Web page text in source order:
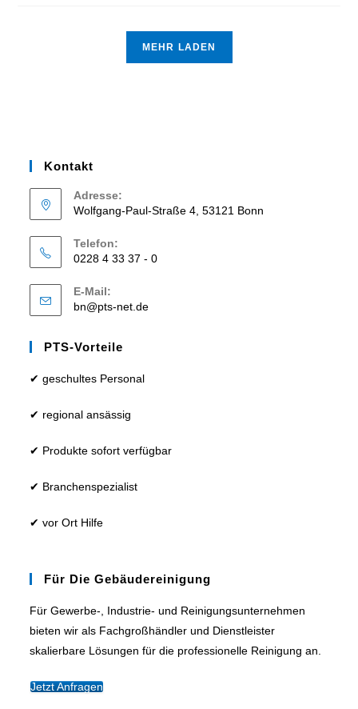
MEHR LADEN
Kontakt
Adresse:
Wolfgang-Paul-Straße 4, 53121 Bonn
Telefon:
0228 4 33 37 - 0
E-Mail:
bn@pts-net.de
PTS-Vorteile
✔ geschultes Personal
✔ regional ansässig
✔ Produkte sofort verfügbar
✔ Branchenspezialist
✔ vor Ort Hilfe
Für Die Gebäudereinigung
Für Gewerbe-, Industrie- und Reinigungsunternehmen
bieten wir als Fachgroßhändler und Dienstleister
skalierbare Lösungen für die professionelle Reinigung an.
Jetzt Anfragen